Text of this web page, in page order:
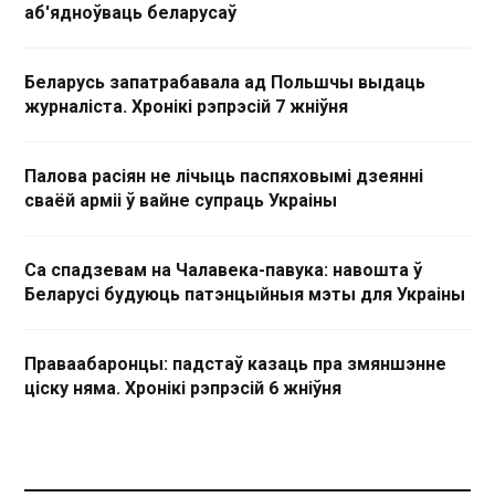
аб'ядноўваць беларусаў
Беларусь запатрабавала ад Польшчы выдаць
журналіста. Хронікі рэпрэсій 7 жніўня
Палова расіян не лічыць паспяховымі дзеянні
сваёй арміі ў вайне супраць Украіны
Са спадзевам на Чалавека-павука: навошта ў
Беларусі будуюць патэнцыйныя мэты для Украіны
Праваабаронцы: падстаў казаць пра змяншэнне
ціску няма. Хронікі рэпрэсій 6 жніўня